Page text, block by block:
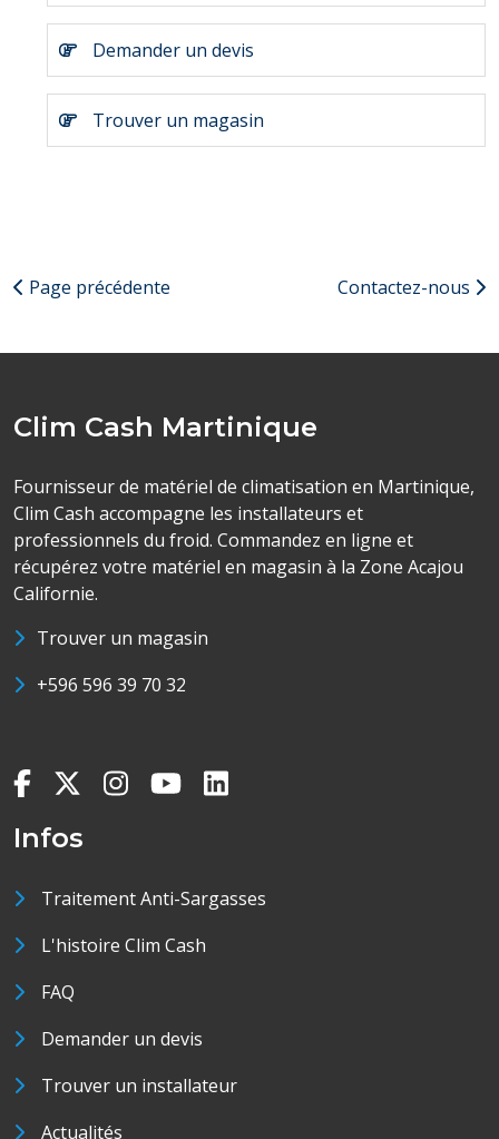
Demander un devis
Trouver un magasin
Page précédente Contactez-nous
Clim Cash Martinique
Fournisseur de matériel de climatisation en Martinique,
Clim Cash accompagne les installateurs et
professionnels du froid. Commandez en ligne et
récupérez votre matériel en magasin à la Zone Acajou
Californie.
Trouver un magasin
+596 596 39 70 32
Infos
Traitement Anti-Sargasses
L'histoire Clim Cash
FAQ
Demander un devis
Trouver un installateur
Actualités